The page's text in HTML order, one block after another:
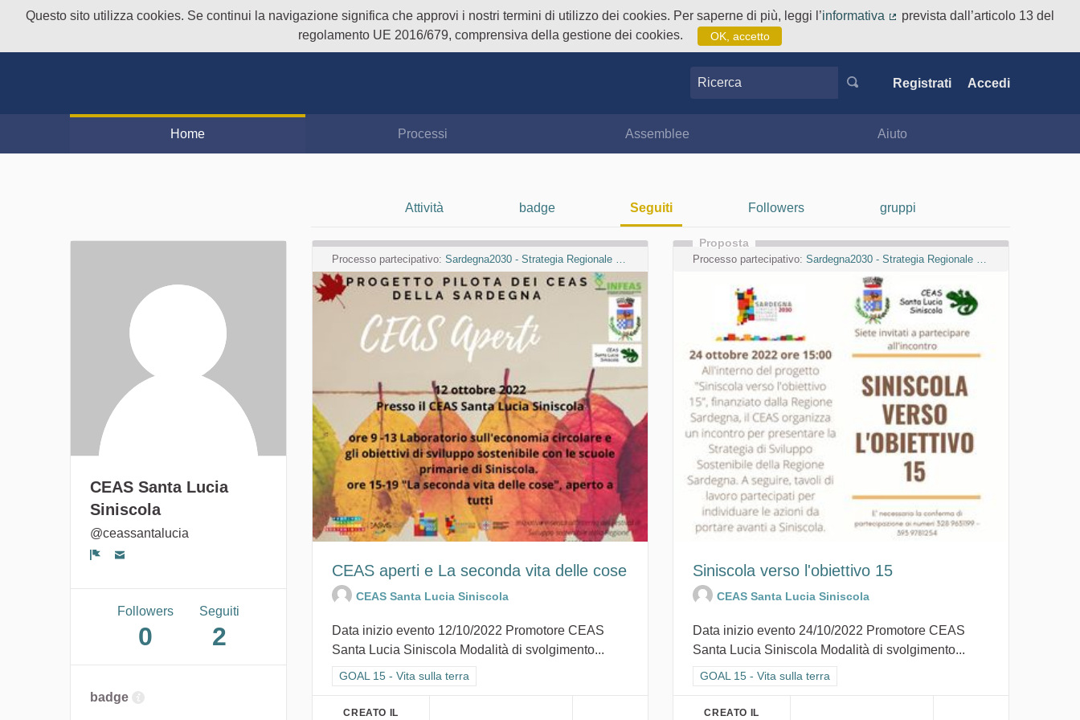
Questo sito utilizza cookies. Se continui la navigazione significa che approvi i nostri termini di utilizzo dei cookies. Per saperne di più, leggi l’informativa
prevista dall’articolo 13 del
regolamento UE 2016/679, comprensiva della gestione dei cookies.
OK, accetto
Ricerca Registrati Accedi
Home Processi Assemblee Aiuto
Attività badge Seguiti Followers gruppi
CEAS Santa Lucia
Siniscola
@ceassantalucia
Followers
0
Seguiti
2
badge
Processo partecipativo:
CEAS aperti e La seconda vita delle cose
CEAS Santa Lucia Siniscola
Data inizio evento 12/10/2022 Promotore CEAS
Santa Lucia Siniscola Modalità di svolgimento...
Filtra i risultati per categoria: GOAL 15 - Vita sulla terra
GOAL 15 - Vita sulla terra
CREATO IL
Proposta
Processo partecipativo:
Siniscola verso l'obiettivo 15
CEAS Santa Lucia Siniscola
Data inizio evento 24/10/2022 Promotore CEAS
Santa Lucia Siniscola Modalità di svolgimento...
Filtra i risultati per categoria: GOAL 15 - Vita sulla terra
GOAL 15 - Vita sulla terra
CREATO IL